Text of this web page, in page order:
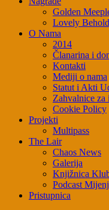
Golden
Lovely
O Nama
2014
Članarina i
Kontakti
Mediji o nama
Statut i Akti
Zahvalnice za
Cookie Policy
Projekti
Multipass
The Lair
Chaos News
Galerija
Knjižnica
Podcast
Pristupnica